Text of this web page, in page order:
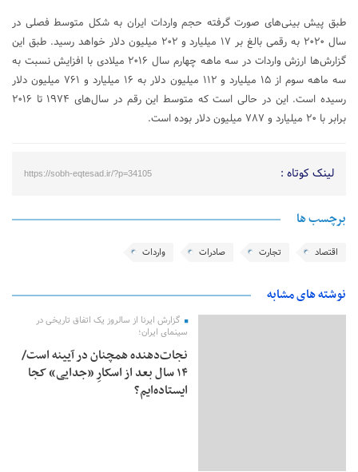
طبق پیش بینی‌های صورت گرفته حجم واردات ایران به شکل متوسط فصلی در
سال ۲۰۲۰ به رقمی بالغ بر ۱۷ میلیارد و ۲۰۲ میلیون دلار خواهد رسید. طبق این
گزارش‌ها ارزش واردات در سه ماهه چهارم سال ۲۰۱۶ میلادی با افزایش نسبت به
سه ماهه سوم از ۱۵ میلیارد و ۱۱۲ میلیون دلار به ۱۶ میلیارد و ۷۶۱ میلیون دلار
رسیده است. این در حالی است که متوسط این رقم در سال‌های ۱۹۷۴ تا ۲۰۱۶
برابر با ۲۰ میلیارد و ۷۸۷ میلیون دلار بوده است.
لینک کوتاه : https://sobh-eqtesad.ir/?p=34105
برچسب ها
اقتصاد تجارت صادرات واردات
نوشته های مشابه
گزارش ایرنا از سالروز یک اتفاق تاریخی در
سینمای ایران؛
نجات‌دهنده‌ همچنان در آیینه است/
۱۴ سال بعد از اسکارِ «جدایی» کجا
ایستاده‌ایم؟